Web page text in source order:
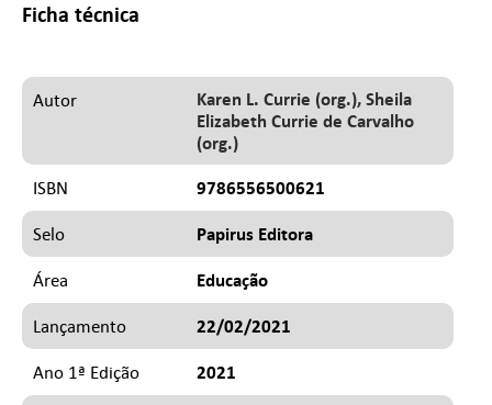
Ficha técnica
Autor Karen L. Currie (org.) Sheila
Elizabeth Currie de Carvalho
(org.)
ISBN 9786556500621
Selo Papirus Editora
Área Educação
Lançamento 22/02/2021
Ano 1ª Edição 2021